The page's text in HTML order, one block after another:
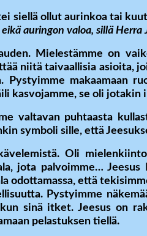
siellä ollut aurinkoa tai
auringon valoa, sillä
Mielestämme on
niitä taivaallisia asioita,
Pystyimme makaamaan
kasvojamme, se oli jotakin
valtavan puhtaasta
symboli sille, että
Oli
jota palvoimme…
odottamassa, että
Pystyimme
sinä itket. Jeesus on
pelastuksen tiellä.